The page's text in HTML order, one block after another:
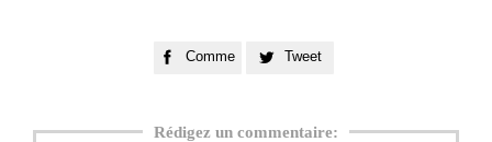
 Comme  Tweet
Rédigez un commentaire: